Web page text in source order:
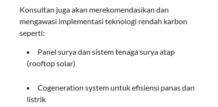
Konsultan juga akan merekomendasikan dan
mengawasi implementasi teknologi rendah karbon
seperti:
Panel surya dan sistem tenaga surya atap
(rooftop solar)
Cogeneration system untuk efisiensi panas dan
listrik